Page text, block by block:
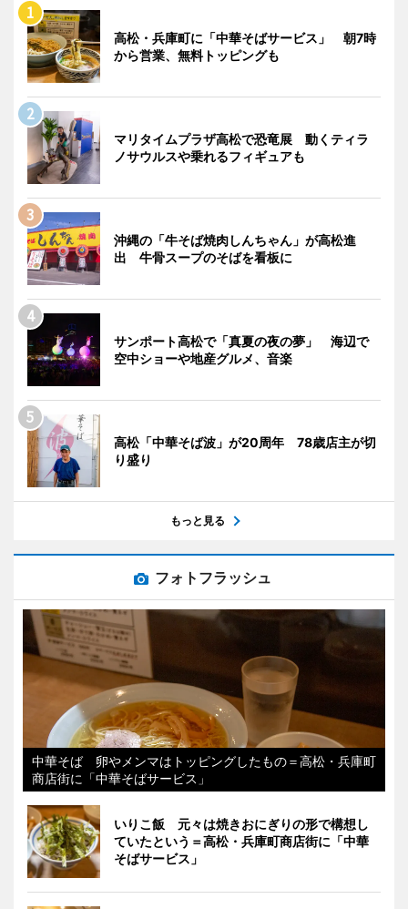
高松・兵庫町に「中華そばサービス」 朝7時
から営業、無料トッピングも
マリタイムプラザ高松で恐竜展 動くティラ
ノサウルスや乗れるフィギュアも
沖縄の「牛そば焼肉しんちゃん」が高松進
出 牛骨スープのそばを看板に
サンポート高松で「真夏の夜の夢」 海辺で
空中ショーや地産グルメ、音楽
高松「中華そば波」が20周年 78歳店主が切
り盛り
もっと見る
フォトフラッシュ
中華そば 卵やメンマはトッピングしたもの＝高松・兵庫町
商店街に「中華そばサービス」
いりこ飯 元々は焼きおにぎりの形で構想し
ていたという＝高松・兵庫町商店街に「中華
そばサービス」